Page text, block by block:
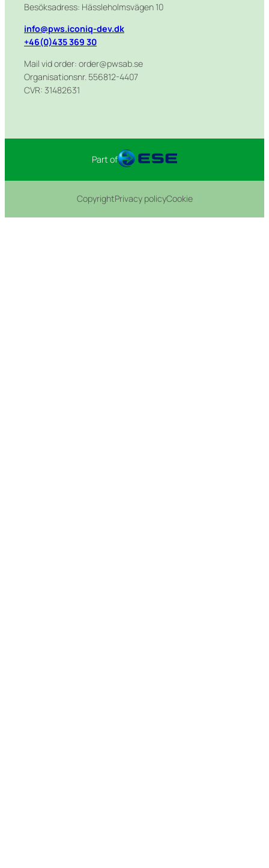
Besöksadress: Hässleholmsvägen 10
info@pws.iconiq-dev.dk
+46(0)435 369 30
Mail vid order: order@pwsab.se
Organisationsnr. 556812-4407
CVR: 31482631
Part of
CopyrightPrivacy policyCookie